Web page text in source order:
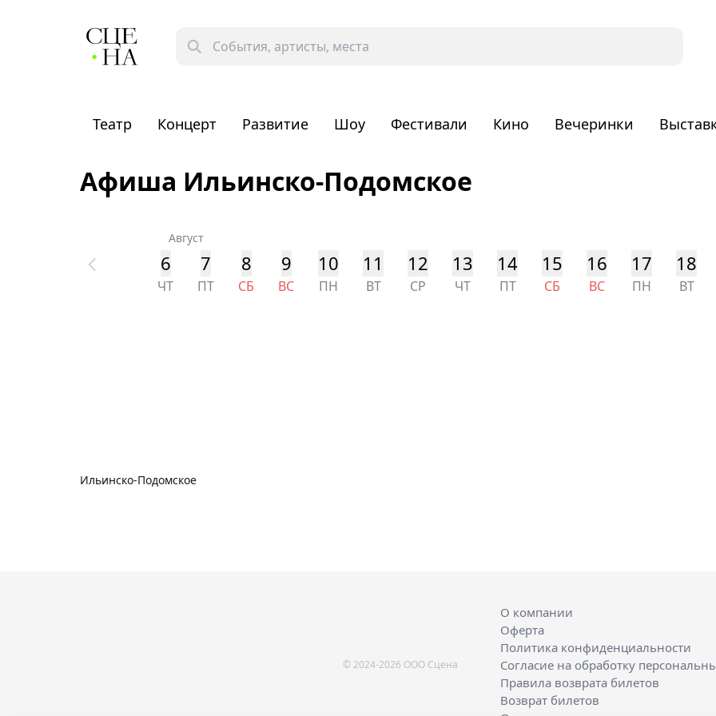
Театр Концерт Развитие Шоу Фестивали Кино Вечеринки
Афиша Ильинско-Подомское
Август
6
ЧТ
7
ПТ
8
СБ
9
ВС
10
ПН
11
ВТ
12
СР
13
ЧТ
14
ПТ
15
СБ
16
ВС
17
ПН
18
ВТ
Ильинско-Подомское
О компании
Оферта
Политика конфиденциальности
Согласие на обработку
Правила возврата билетов
Возврат билетов
© 2024-2026 ООО Сцена